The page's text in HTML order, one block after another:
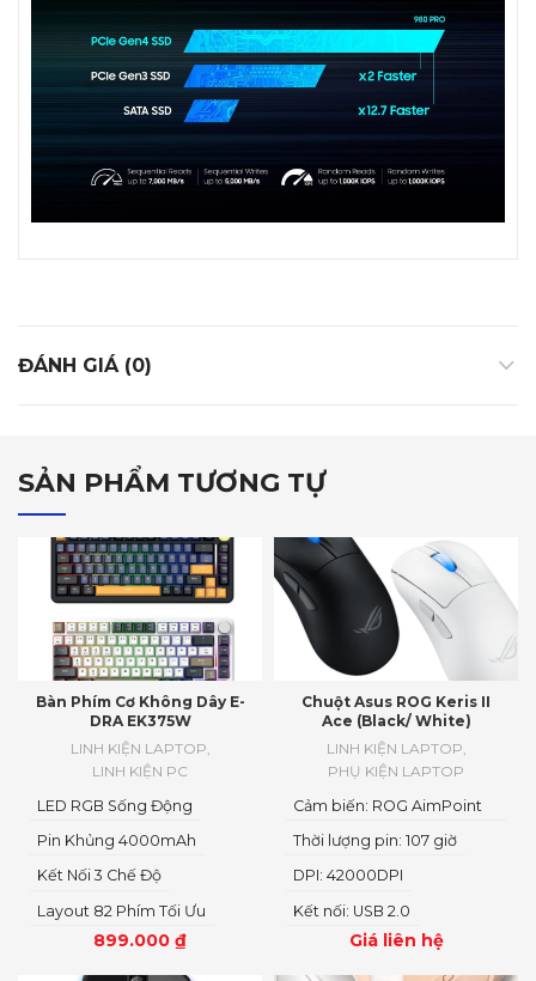
ĐÁNH GIÁ (0)
SẢN PHẨM TƯƠNG TỰ
Bàn Phím Cơ Không Dây E-
DRA EK375W
LINH KIỆN LAPTOP,
LINH KIỆN PC
899.000 ₫
Layout 82 Phím Tối Ưu
Kết Nối 3 Chế Độ
Pin Khủng 4000mAh
LED RGB Sống Động
Chuột Asus ROG Keris II
Ace (Black/ White)
LINH KIỆN LAPTOP,
PHỤ KIỆN LAPTOP
Giá liên hệ
Kết nối: USB 2.0
DPI: 42000DPI
Thời lượng pin: 107 giờ
Cảm biến: ROG AimPoint